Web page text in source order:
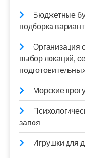
Бюджетные
подборка
Организация
выбор локаций,
Морские
запоя
Игрушки для